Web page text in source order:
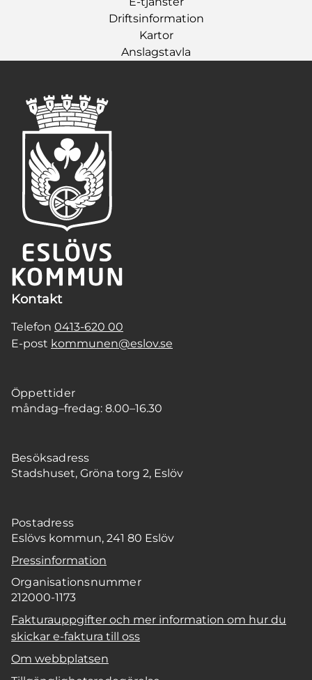
Driftsinformation
Kartor
Anslagstavla
Kontakt
Telefon 0413-620 00
E-post kommunen@eslov.se
Öppettider
måndag–fredag: 8.00–16.30
Besöksadress
Stadshuset, Gröna torg 2, Eslöv
Postadress
Eslövs kommun, 241 80 Eslöv
Pressinformation
Organisationsnummer
212000-1173
Fakturauppgifter och mer information om hur du
skickar e-faktura till oss
Om webbplatsen